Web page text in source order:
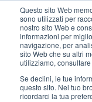
Questo sito Web
sono utilizzati per
nostro sito Web e
informazioni per
navigazione, per
sito Web che su altri
utilizziamo,
Se declini, le tue
questo sito. Nel tuo
ricordarci la tua